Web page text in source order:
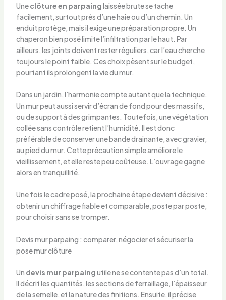
Uneclôture en parpainglaissée brute se tache
facilement, surtout près d’une haie ou d’un chemin. Un
enduit protège, mais il exige une préparation propre. Un
chaperon bien posé limite l’infiltration par le haut. Par
ailleurs, les joints doivent rester réguliers, car l’eau cherche
toujours le point faible. Ces choix pèsent sur le budget,
pourtant ils prolongent la vie du mur.
Dans un jardin, l’harmonie compte autant que la technique.
Un mur peut aussi servir d’écran de fond pour des massifs,
ou de support à des grimpantes. Toutefois, une végétation
collée sans contrôle retient l’humidité. Il est donc
préférable de conserver une bande drainante, avec gravier,
au pied du mur. Cette précaution simple améliore le
vieillissement, et elle reste peu coûteuse. L’ouvrage gagne
alors en tranquillité.
Une fois le cadre posé, la prochaine étape devient décisive :
obtenir un chiffrage fiable et comparable, poste par poste,
pour choisir sans se tromper.
Devis mur parpaing : comparer, négocier et sécuriser la
pose mur clôture
Un devis mur parpaingutile ne se contente pas d’un total.
Il décrit les quantités, les sections de ferraillage, l’épaisseur
de la semelle, et la nature des finitions. Ensuite, il précise